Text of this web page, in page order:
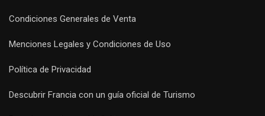
Condiciones Generales de Venta
Menciones Legales y Condiciones de Uso
Política de Privacidad
Descubrir Francia con un guía oficial de Turismo